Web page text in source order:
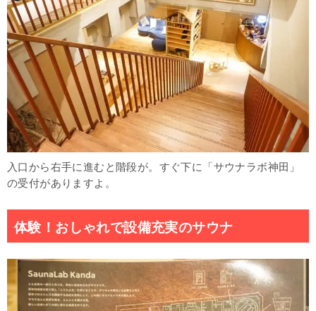
入口から右手に進むと階段が。すぐ下に「サウナラボ神田」
の受付がありますよ。
体験！おしゃれで設備充実のサウナ